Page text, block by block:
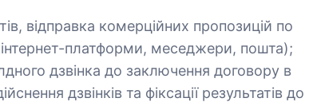
відправка комерційних пропозицій по
( інтернет-платформи, меседжери, пошта);
дзвінка до заключення договору в
дзвінків та фіксації результатів до